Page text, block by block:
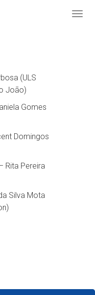
(ULS
João)
Gomes
Domingos
Rita Pereira
Silva Mota